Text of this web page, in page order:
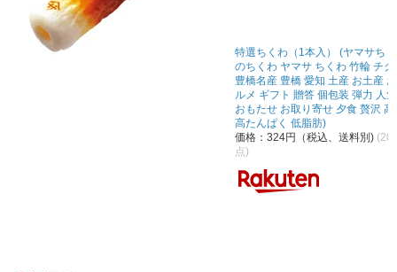
特選ちくわ（1本入） (ヤマサち
のちくわ ヤマサ ちくわ 竹輪 チ
豊橋名産 豊橋 愛知 土産 お土産
ルメ ギフト 贈答 個包装 弾力 人
おもたせ お取り寄せ 夕食 贅沢
高たんぱく 低脂肪)
価格：324円（税込、送料別)
点)